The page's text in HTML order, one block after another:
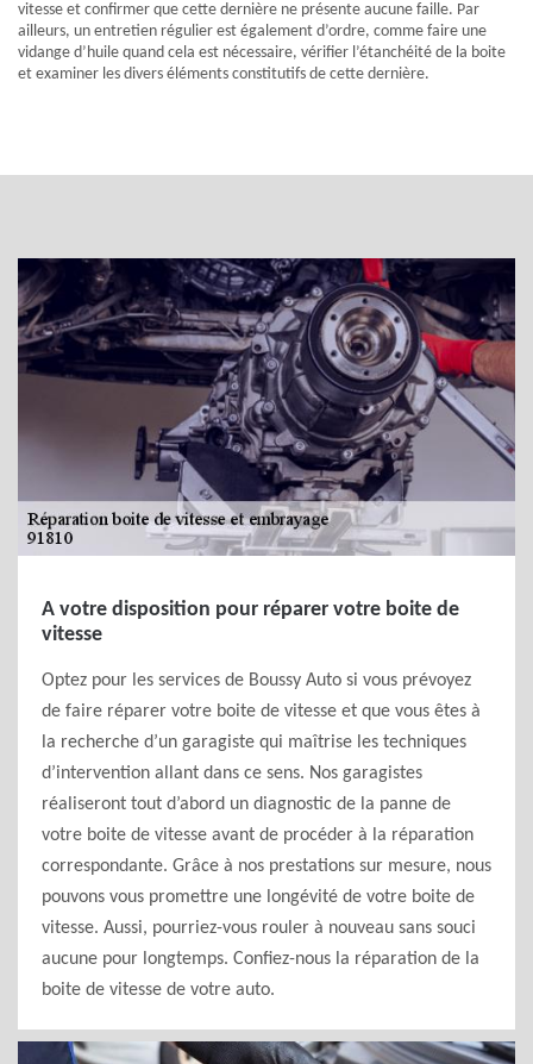
vitesse et confirmer que cette dernière ne présente aucune faille. Par
ailleurs, un entretien régulier est également d’ordre, comme faire une
vidange d’huile quand cela est nécessaire, vérifier l’étanchéité de la boite
et examiner les divers éléments constitutifs de cette dernière.
A votre disposition pour réparer votre boite de
vitesse
Optez pour les services de Boussy Auto si vous prévoyez
de faire réparer votre boite de vitesse et que vous êtes à
la recherche d’un garagiste qui maîtrise les techniques
d’intervention allant dans ce sens. Nos garagistes
réaliseront tout d’abord un diagnostic de la panne de
votre boite de vitesse avant de procéder à la réparation
correspondante. Grâce à nos prestations sur mesure, nous
pouvons vous promettre une longévité de votre boite de
vitesse. Aussi, pourriez-vous rouler à nouveau sans souci
aucune pour longtemps. Confiez-nous la réparation de la
boite de vitesse de votre auto.